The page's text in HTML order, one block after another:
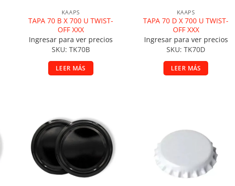
KAAPS
TAPA 70 B X 700 U TWIST-
OFF XXX
Ingresar para ver precios
SKU: TK70B
LEER MÁS
KAAPS
TAPA 70 D X 700 U TWIST-
OFF XXX
Ingresar para ver precios
SKU: TK70D
LEER MÁS
Añadir a la lista de deseos